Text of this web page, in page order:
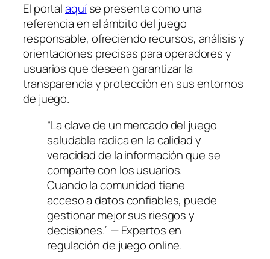
El portalaquíse presenta como una
referencia en el ámbito del juego
responsable, ofreciendo recursos, análisis y
orientaciones precisas para operadores y
usuarios que deseen garantizar la
transparencia y protección en sus entornos
de juego.
“La clave de un mercado del juego
saludable radica en la calidad y
veracidad de la información que se
comparte con los usuarios.
Cuando la comunidad tiene
acceso a datos confiables, puede
gestionar mejor sus riesgos y
decisiones.” — Expertos en
regulación de juego online.